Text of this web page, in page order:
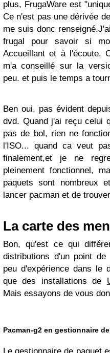
plus, FrugaWare est
Ce n'est pas une dérivée
me suis donc
frugal pour savoir si
Accueillant et à l'écoute.
m'a conseillé sur la
peu. et puis le temps a
Ben oui, pas évident
dvd. Quand j'ai reçu celui
pas de bol, rien ne
l'ISO... quand ca veut
finalement,et je ne
pleinement fonctionnel,
paquets sont nombreux
lancer pacman et de
La carte des
Bon, qu'est ce qui
distributions d'un point
peu d'expérience dans le
que des installations de
Mais essayons de vous
Pacman-g2 en gestionnaire